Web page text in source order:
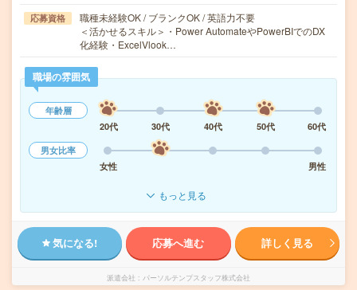
応募資格
職種未経験OK / ブランクOK / 英語力不要
＜活かせるスキル＞・Power AutomateやPowerBIでのDX
化経験・ExcelVlook…
職場の雰囲気
年齢層
20代
30代 40代 50代
60代
男女比率
女性
男性
もっと見る
気になる! 応募へ進む 詳しく見る
派遣会社 パーソルテンプスタッフ株式会社